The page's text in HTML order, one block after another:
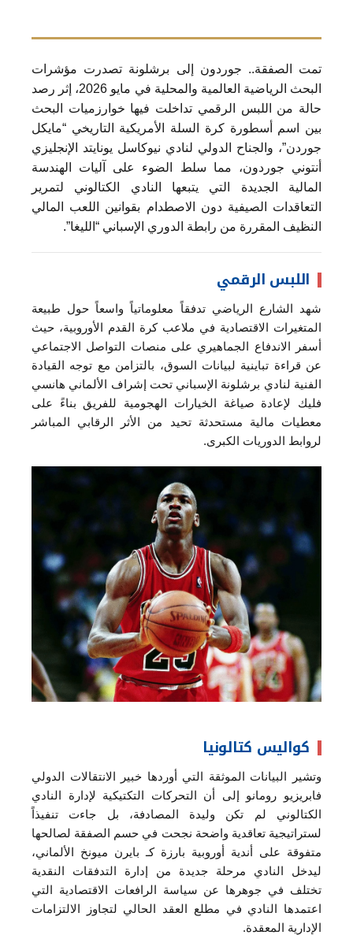
تمت الصفقة.. جوردون إلى برشلونة تصدرت مؤشرات
البحث الرياضية العالمية والمحلية في مايو 2026، إثر رصد
حالة من اللبس الرقمي تداخلت فيها خوارزميات البحث
بين اسم أسطورة كرة السلة الأمريكية التاريخي “مايكل
جوردن”، والجناح الدولي لنادي نيوكاسل يونايتد الإنجليزي
أنتوني جوردون، مما سلط الضوء على آليات الهندسة
المالية الجديدة التي يتبعها النادي الكتالوني لتمرير
التعاقدات الصيفية دون الاصطدام بقوانين اللعب المالي
النظيف المقررة من رابطة الدوري الإسباني “الليغا”.
اللبس الرقمي
شهد الشارع الرياضي تدفقاً معلوماتياً واسعاً حول طبيعة
المتغيرات الاقتصادية في ملاعب كرة القدم الأوروبية، حيث
أسفر الاندفاع الجماهيري على منصات التواصل الاجتماعي
عن قراءة تباينية لبيانات السوق، بالتزامن مع توجه القيادة
الفنية لنادي برشلونة الإسباني تحت إشراف الألماني هانسي
فليك لإعادة صياغة الخيارات الهجومية للفريق بناءً على
معطيات مالية مستحدثة تحيد من الأثر الرقابي المباشر
لروابط الدوريات الكبرى.
كواليس كتالونيا
وتشير البيانات الموثقة التي أوردها خبير الانتقالات الدولي
فابريزيو رومانو إلى أن التحركات التكتيكية لإدارة النادي
الكتالوني لم تكن وليدة المصادفة، بل جاءت تنفيذاً
لستراتيجية تعاقدية واضحة نجحت في حسم الصفقة لصالحها
متفوقة على أندية أوروبية بارزة كـ بايرن ميونخ الألماني،
ليدخل النادي مرحلة جديدة من إدارة التدفقات النقدية
تختلف في جوهرها عن سياسة الرافعات الاقتصادية التي
اعتمدها النادي في مطلع العقد الحالي لتجاوز الالتزامات
الإدارية المعقدة.